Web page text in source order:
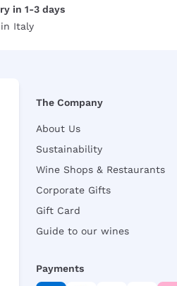
in 1-3 days
in Italy
The Company
About Us
Sustainability
Wine Shops & Restaurants
Corporate Gifts
Gift Card
Guide to our wines
Payments